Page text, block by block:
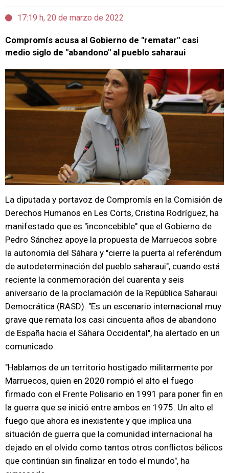
17:19 h, 20 de marzo de 2022
Compromís acusa al Gobierno de "rematar" casi
medio siglo de "abandono" al pueblo saharaui
La diputada y portavoz de Compromís en la Comisión de
Derechos Humanos en Les Corts, Cristina Rodríguez, ha
manifestado que es "inconcebible" que el Gobierno de
Pedro Sánchez apoye la propuesta de Marruecos sobre
la autonomía del Sáhara y "cierre la puerta al referéndum
de autodeterminación del pueblo saharaui", cuando está
reciente la conmemoración del cuarenta y seis
aniversario de la proclamación de la República Saharaui
Democrática (RASD). "Es un escenario internacional muy
grave que remata los casi cincuenta años de abandono
de España hacia el Sáhara Occidental", ha alertado en un
comunicado.
"Hablamos de un territorio hostigado militarmente por
Marruecos, quien en 2020 rompió el alto el fuego
firmado con el Frente Polisario en 1991 para poner fin en
la guerra que se inició entre ambos en 1975. Un alto el
fuego que ahora es inexistente y que implica una
situación de guerra que la comunidad internacional ha
dejado en el olvido como tantos otros conflictos bélicos
que continúan sin finalizar en todo el mundo", ha